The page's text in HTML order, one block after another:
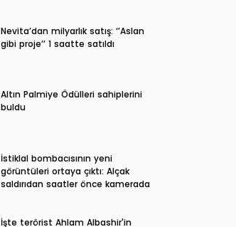
Nevita’dan milyarlık satış: ‘’Aslan
gibi proje’’ 1 saatte satıldı
Altın Palmiye Ödülleri sahiplerini
buldu
İstiklal bombacısının yeni
görüntüleri ortaya çıktı: Alçak
saldırıdan saatler önce kamerada
İşte terörist Ahlam Albashir'in